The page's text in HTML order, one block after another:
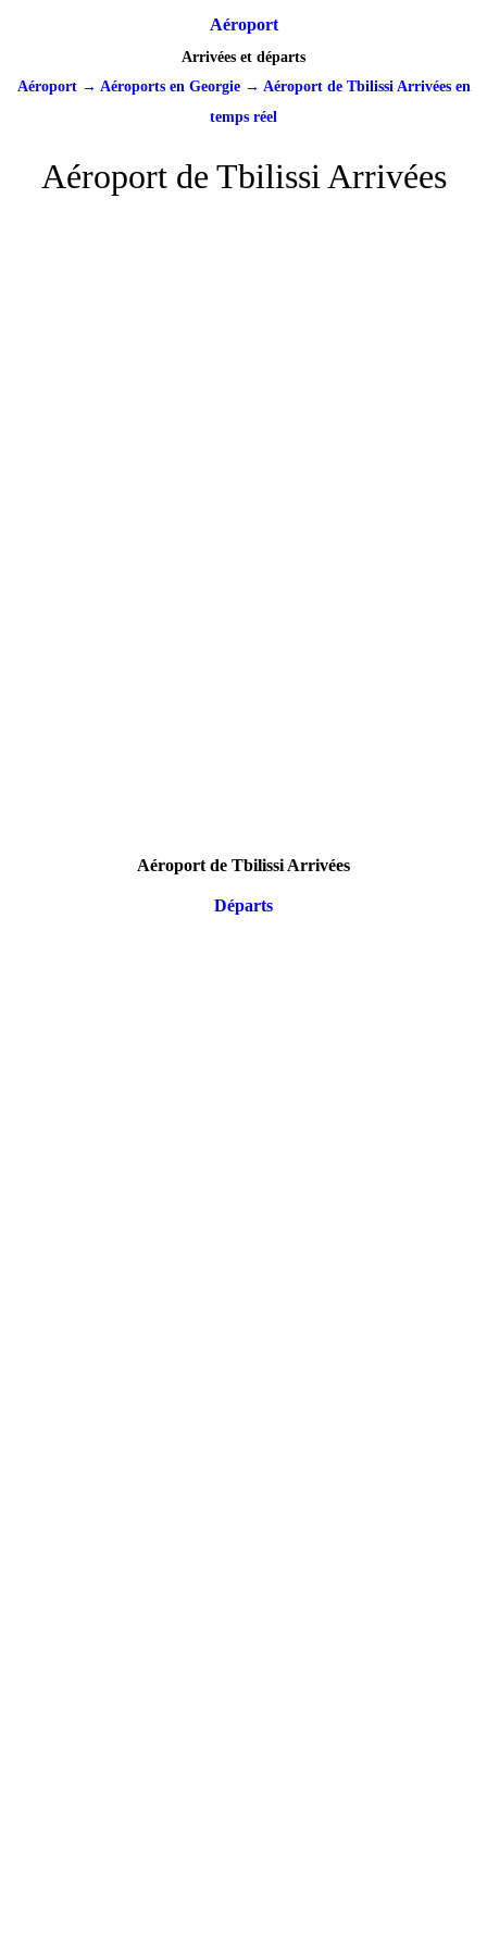
Aéroport
Arrivées et départs
Aéroport→ Aéroports en Georgie→ Aéroport de Tbilissi Arrivées en
temps réel
Aéroport de Tbilissi Arrivées
Aéroport de Tbilissi Arrivées
Départs